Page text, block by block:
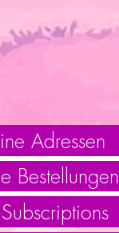
Adressen
Bestellungen